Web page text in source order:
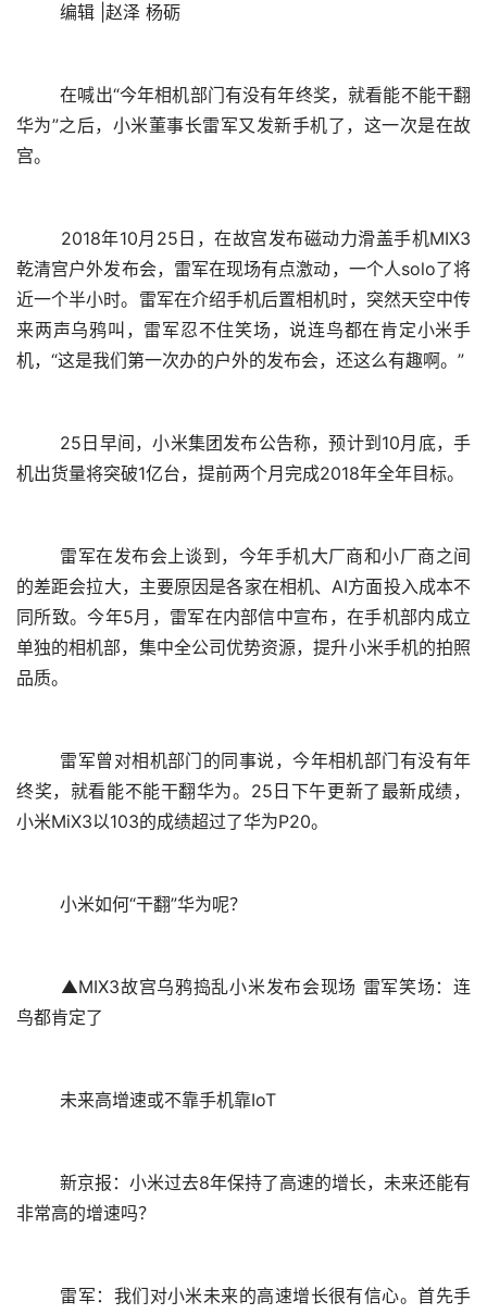
	编辑 |赵泽 杨砺
	在喊出“今年相机部门有没有年终奖，就看能不能干翻
华为”之后，小米董事长雷军又发新手机了，这一次是在故
宫。
乾清宫户外发布会，雷军在现场有点激动，一个人solo了将
近一个半小时。雷军在介绍手机后置相机时，突然天空中传
来两声乌鸦叫，雷军忍不住笑场，说连鸟都在肯定小米手
机，“这是我们第一次办的户外的发布会，还这么有趣啊。”
机出货量将突破1亿台，提前两个月完成2018年全年目标。
的差距会拉大，主要原因是各家在相机、AI方面投入成本不
同所致。今年5月，雷军在内部信中宣布，在手机部内成立
单独的相机部，集中全公司优势资源，提升小米手机的拍照
品质。
终奖，就看能不能干翻华为。25日下午更新了最新成绩，
小米MiX3以103的成绩超过了华为P20。
	小米如何“干翻”华为呢？
鸟都肯定了
	未来高增速或不靠手机靠IoT
非常高的增速吗？